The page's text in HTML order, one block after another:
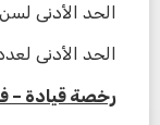
الحد الأدنى
الحد الأدنى
رخصة قيادة –